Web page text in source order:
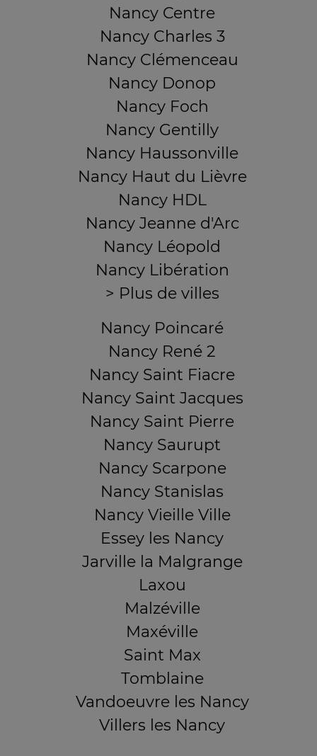
Nancy Centre
Nancy Charles 3
Nancy Clémenceau
Nancy Donop
Nancy Foch
Nancy Gentilly
Nancy Haussonville
Nancy Haut du Lièvre
Nancy HDL
Nancy Jeanne d'Arc
Nancy Léopold
Nancy Libération
> Plus de villes
Nancy Poincaré
Nancy René 2
Nancy Saint Fiacre
Nancy Saint Jacques
Nancy Saint Pierre
Nancy Saurupt
Nancy Scarpone
Nancy Stanislas
Nancy Vieille Ville
Essey les Nancy
Jarville la Malgrange
Laxou
Malzéville
Maxéville
Saint Max
Tomblaine
Vandoeuvre les Nancy
Villers les Nancy